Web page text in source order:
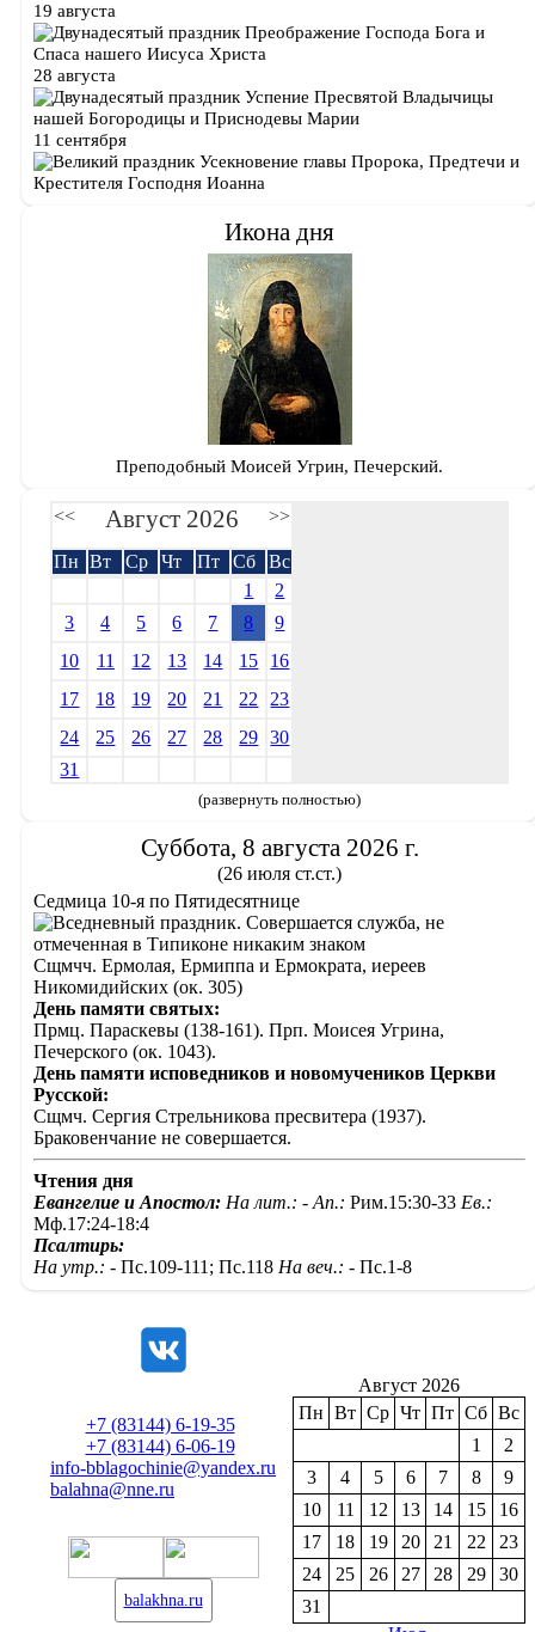
19 августа
Преображение Господа Бога и
Спаса нашего Иисуса Христа
28 августа
Успение Пресвятой Владычицы
нашей Богородицы и Приснодевы Марии
11 сентября
Усекновение главы Пророка, Предтечи и
Крестителя Господня Иоанна
Икона дня
Преподобный Моисей Угрин, Печерский.
<< Август 2026 >>
Пн Вт Ср Чт Пт Сб
Вс
1
2
3
4 5 6 7 8
9
10
11 12 13 14 15
16
17
18 19 20 21 22
23
24
25 26 27 28 29
30
31
(развернуть полностью)
Суббота, 8 августа 2026 г.
(26 июля ст.ст.)
Седмица 10-я по Пятидесятнице
Сщмчч. Ермолая, Ермиппа и Ермократа, иереев
Никомидийских (ок. 305)
День памяти святых:
Прмц. Параскевы (138-161). Прп. Моисея Угрина,
Печерского (ок. 1043).
День памяти исповедников и новомучеников Церкви
Русской:
Сщмч. Сергия Стрельникова пресвитера (1937).
Браковенчание не совершается.
Чтения дня
Евангелие и Апостол: На лит.: - Ап.: Рим.15:30-33 Ев.:
Мф.17:24-18:4
Псалтирь:
На утр.: - Пс.109-111; Пс.118 На веч.: - Пс.1-8
+7 (83144) 6-19-35
+7 (83144) 6-06-19
info-bblagochinie@yandex.ru
balahna@nne.ru
balakhna.ru
Август 2026
Пн Вт Ср Чт Пт Сб Вс
1
2
3
4 5 6 7 8
9
10
11 12 13 14 15
16
17
18 19 20 21 22
23
24
25 26 27 28 29
30
31